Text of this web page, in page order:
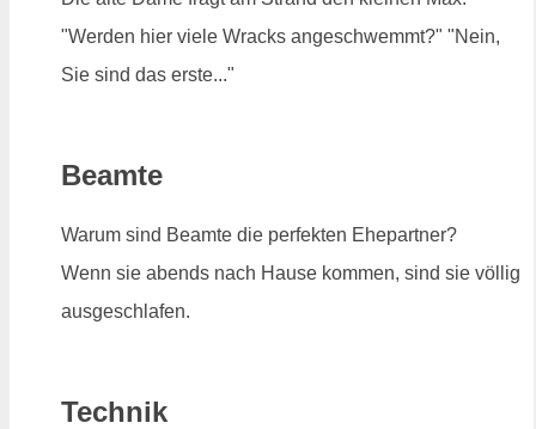
"Werden hier viele Wracks angeschwemmt?" "Nein,
Sie sind das erste..."
Beamte
Warum sind Beamte die perfekten Ehepartner?
Wenn sie abends nach Hause kommen, sind sie völlig
ausgeschlafen.
Technik